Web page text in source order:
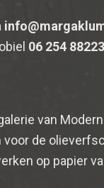
06 254
van
voor de
op papier